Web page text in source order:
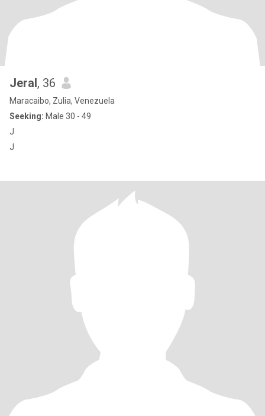
Jeral, 36
Maracaibo, Zulia, Venezuela
Seeking: Male 30 - 49
J
J